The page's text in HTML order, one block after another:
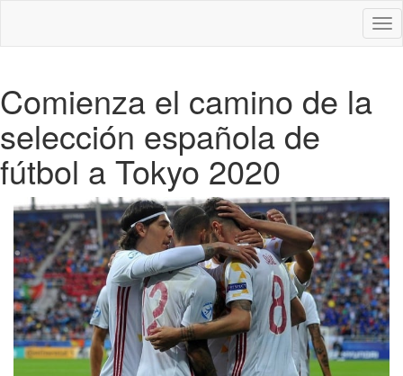
Comienza el camino de la
selección española de
fútbol a Tokyo 2020